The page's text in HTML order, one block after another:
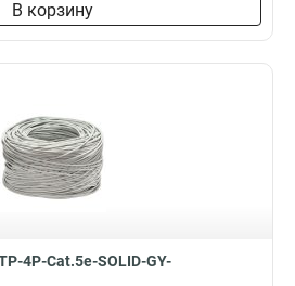
В корзину
4P-Cat.5e-SOLID-GY-